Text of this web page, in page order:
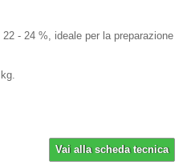
- 24 %, ideale per la preparazione
Vai alla scheda tecnica